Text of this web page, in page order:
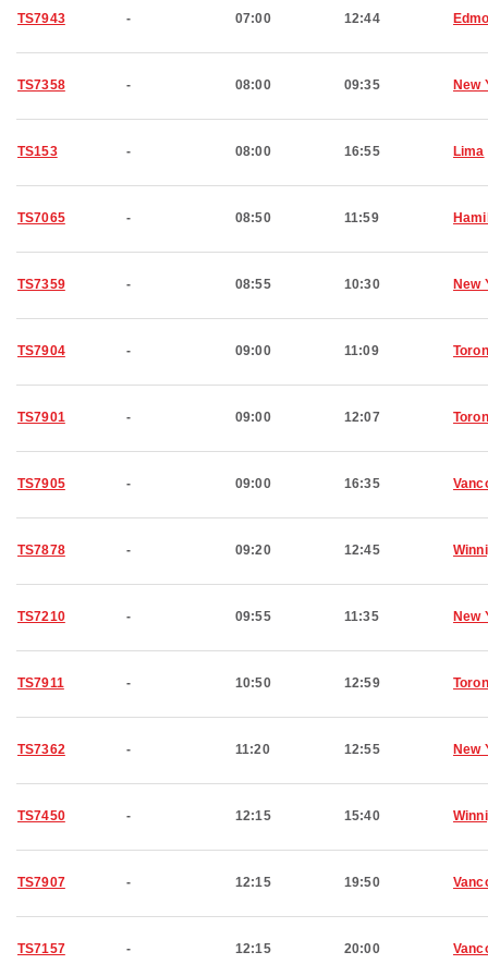
TS7943 - 07:00 12:44
TS7358 - 08:00 09:35 New
TS153 - 08:00 16:55 Lima
TS7065 - 08:50 11:59
TS7359 - 08:55 10:30 New
TS7904 - 09:00 11:09
TS7901 - 09:00 12:07
TS7905 - 09:00 16:35
TS7878 - 09:20 12:45
TS7210 - 09:55 11:35 New
TS7911 - 10:50 12:59
TS7362 - 11:20 12:55 New
TS7450 - 12:15 15:40
TS7907 - 12:15 19:50
TS7157 - 12:15 20:00